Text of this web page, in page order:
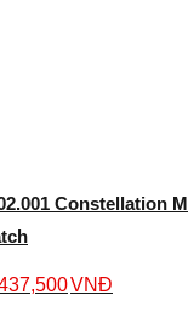
Constellation
VNĐ